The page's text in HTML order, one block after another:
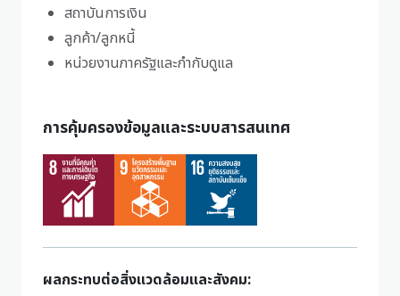
สถาบันการเงิน
ลูกค้า/ลูกหนี้
หน่วยงานภาครัฐและกำกับดูแล
การคุ้มครองข้อมูลและระบบสารสนเทศ
ผลกระทบต่อสิ่งแวดล้อมและสังคม: